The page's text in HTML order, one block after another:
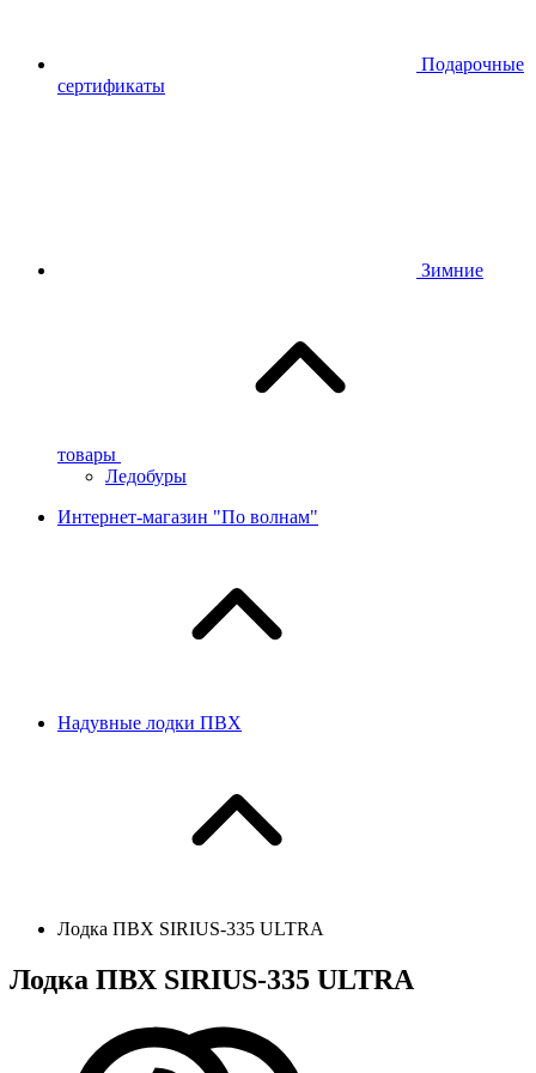
Подарочные
сертификаты
Зимние
товары
Ледобуры
Интернет-магазин "По волнам"
Надувные лодки ПВХ
Лодка ПВХ SIRIUS-335 ULTRA
Лодка ПВХ SIRIUS-335 ULTRA